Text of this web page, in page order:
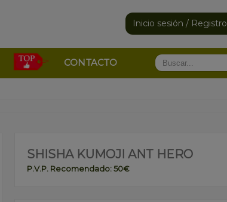
Inicio sesión / Registro
CONTACTO
SHISHA KUMOJI ANT HERO
P.V.P. Recomendado: 50€